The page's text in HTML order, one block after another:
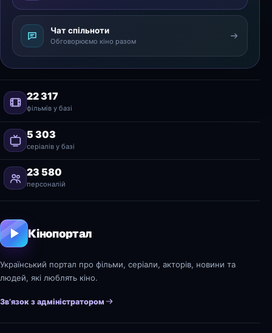
Чат спільноти
Обговорюємо кіно разом
22 317
фільмів у базі
5 303
серіалів у базі
23 580
персоналій
Кінопортал
Український портал про фільми, серіали, акторів, новини та
людей, які люблять кіно.
Зв’язок з адміністратором